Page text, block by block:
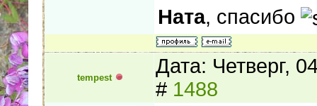
Ната, спасибо
tempest
Дата: Четверг,
# 1488